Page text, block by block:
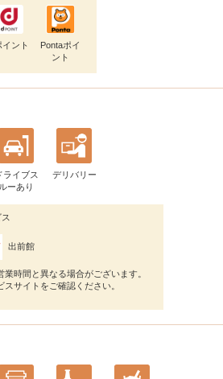
イント
Pontaポイ
ント
ライブス
ルーあり
デリバリー
出前館
時間と異なる場合がございます。
サイトをご確認ください。